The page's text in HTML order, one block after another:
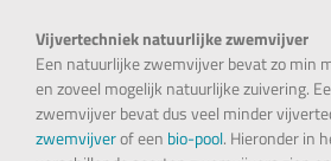
Vijvertechniek natuurlijke zwemvijver
Een natuurlijke zwemvijver bevat zo min
en zoveel mogelijk natuurlijke zuivering.
zwemvijver bevat dus veel minder
zwemvijverof een bio-pool. Hieronder in